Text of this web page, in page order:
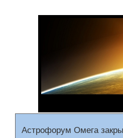
Астрофорум Омега